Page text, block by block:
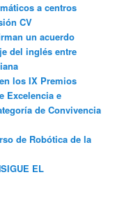
a centros
CV
un acuerdo
del inglés entre
los IX Premios
Excelencia e
de Convivencia
de Robótica de la
EL